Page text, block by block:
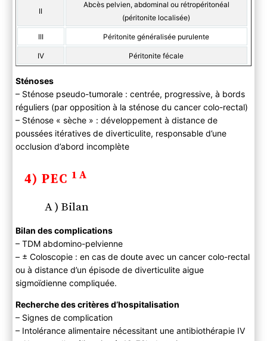
II
Abcès pelvien, abdominal ou rétropéritonéal
(péritonite localisée)
III Péritonite généralisée purulente
IV Péritonite fécale
Sténoses
– Sténose pseudo-tumorale : centrée, progressive, à bords
réguliers (par opposition à la sténose du cancer colo-rectal)
– Sténose « sèche » : développement à distance de
poussées itératives de diverticulite, responsable d’une
occlusion d’abord incomplète
4) PEC 1A
A ) Bilan
Bilan des complications
– TDM abdomino-pelvienne
– ± Coloscopie : en cas de doute avec un cancer colo-rectal
ou à distance d’un épisode de diverticulite aigue
sigmoïdienne compliquée.
Recherche des critères d’hospitalisation
– Signes de complication
– Intolérance alimentaire nécessitant une antibiothérapie IV